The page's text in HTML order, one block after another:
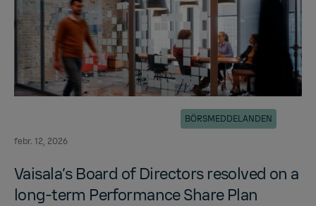
febr. 12, 2026
BÖRSMEDDELANDEN
Vaisala’s Board of Di­rec­tors re­solved on a
long-term Per­for­mance Share Plan